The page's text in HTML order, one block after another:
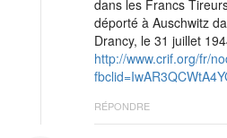
dans les Francs
déporté à Auschwitz
Drancy, le 31 juillet
http://www.crif.org/fr/
RÉPONDRE